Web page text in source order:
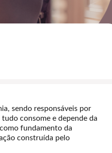
sendo responsáveis por
consome e depende da
fundamento da
construída pelo